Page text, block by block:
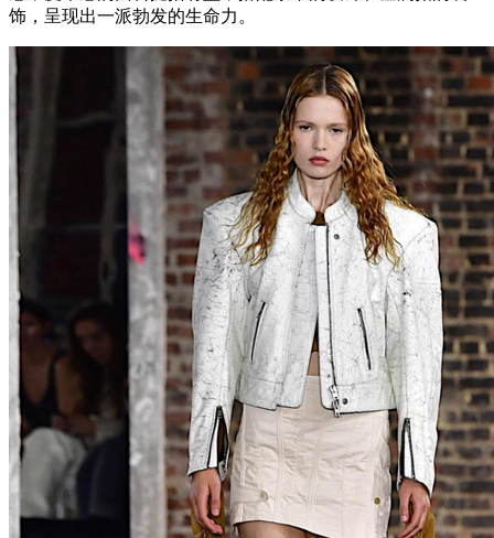
饰，呈现出一派勃发的生命力。